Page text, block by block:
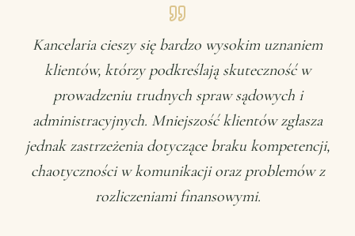
Kancelaria cieszy się bardzo wysokim uznaniem
klientów, którzy podkreślają skuteczność w
prowadzeniu trudnych spraw sądowych i
administracyjnych. Mniejszość klientów zgłasza
jednak zastrzeżenia dotyczące braku kompetencji,
chaotyczności w komunikacji oraz problemów z
rozliczeniami finansowymi.